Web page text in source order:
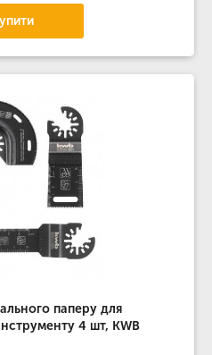
паперу для
4 шт, KWB